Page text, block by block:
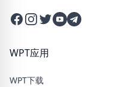
Facebook
Instagram
Twitter
Twitter
Twitter
WPT应用
WPT下载